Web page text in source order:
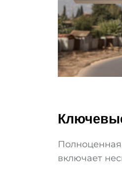
Полноценная
включает